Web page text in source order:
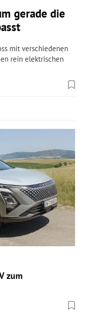
gerade die
mit verschiedenen
rein elektrischen
zum